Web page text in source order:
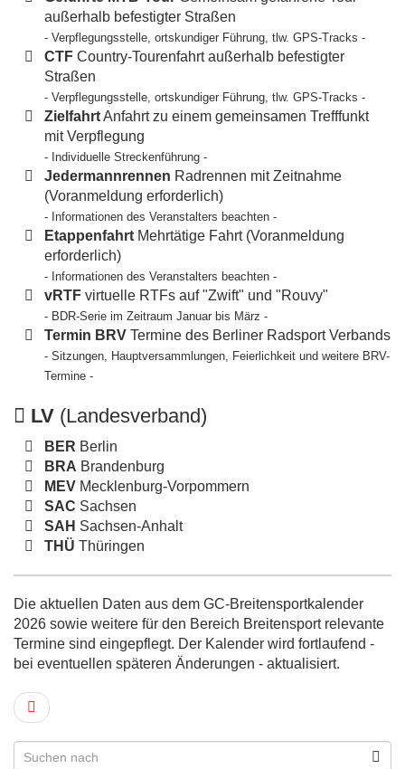
außerhalb befestigter Straßen
- Verpflegungsstelle, ortskundiger Führung, tlw. GPS-Tracks -
CTF Country-Tourenfahrt außerhalb befestigter
Straßen
- Verpflegungsstelle, ortskundiger Führung, tlw. GPS-Tracks -
ZielfahrtAnfahrt zu einem gemeinsamen Trefffunkt
mit Verpflegung
- Individuelle Streckenführung -
Jedermannrennen Radrennen mit Zeitnahme
(Voranmeldung erforderlich)
- Informationen des Veranstalters beachten -
Etappenfahrt Mehrtätige Fahrt (Voranmeldung
erforderlich)
- Informationen des Veranstalters beachten -
vRTF virtuelle RTFs auf "Zwift" und "Rouvy"
- BDR-Serie im Zeitraum Januar bis März -
Termin BRV Termine des Berliner Radsport Verbands
- Sitzungen, Hauptversammlungen, Feierlichkeit und weitere BRV-
Termine -
LV (Landesverband)
BER Berlin
BRA Brandenburg
MEV Mecklenburg-Vorpommern
SAC Sachsen
SAH Sachsen-Anhalt
THÜ Thüringen
Die aktuellen Daten aus dem GC-Breitensportkalender
2026 sowie weitere für den Bereich Breitensport relevante
Termine sind eingepflegt. Der Kalender wird fortlaufend -
bei eventuellen späteren Änderungen - aktualisiert.